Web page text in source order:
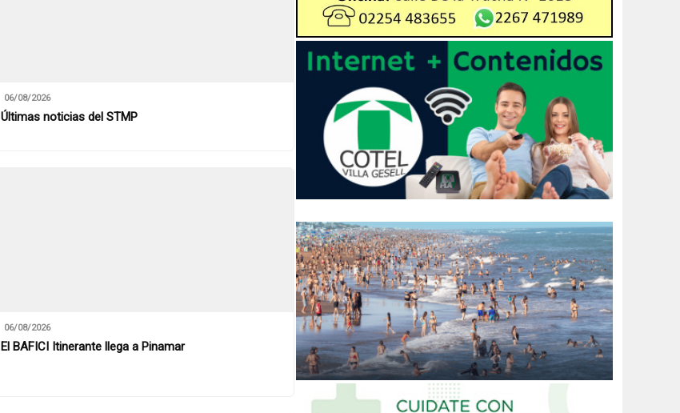
06/08/2026
Últimas noticias del STMP
06/08/2026
El BAFICI Itinerante llega a Pinamar